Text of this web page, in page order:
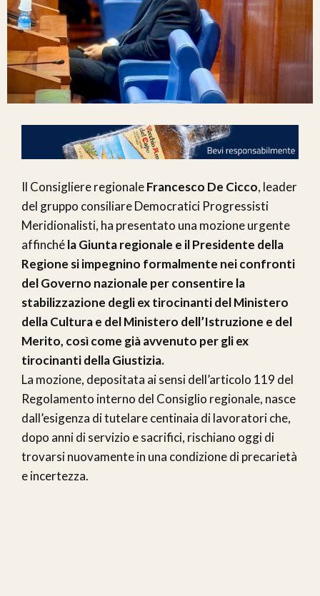
Il Consigliere regionaleFrancesco De Cicco, leader
del gruppo consiliare Democratici Progressisti
Meridionalisti, ha presentato una mozione urgente
affinchéla Giunta regionale e il Presidente della
Regione si impegnino formalmente nei confronti
del Governo nazionale per consentire la
stabilizzazione degli ex tirocinanti del Ministero
della Cultura e del Ministero dell’Istruzione e del
Merito, così come già avvenuto per gli ex
tirocinanti della Giustizia.
La mozione, depositata ai sensi dell’articolo 119 del
Regolamento interno del Consiglio regionale, nasce
dall’esigenza di tutelare centinaia di lavoratori che,
dopo anni di servizio e sacrifici, rischiano oggi di
trovarsi nuovamente in una condizione di precarietà
e incertezza.